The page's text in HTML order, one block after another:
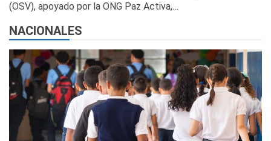
(OSV), apoyado por la ONG Paz Activa,…
NACIONALES